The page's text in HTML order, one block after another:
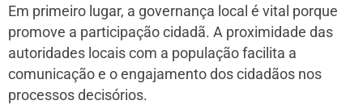
Em primeiro lugar, a governança local é vital porque
promove a participação cidadã. A proximidade das
autoridades locais com a população facilita a
comunicação e o engajamento dos cidadãos nos
processos decisórios.